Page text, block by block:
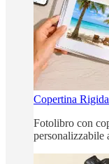
Copertina
Fotolibro con
personalizzabile